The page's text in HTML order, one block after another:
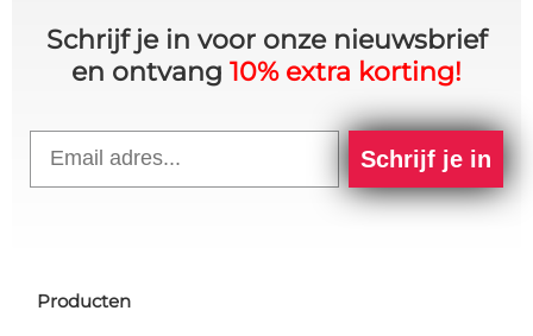
Schrijf je in voor onze nieuwsbrief
en ontvang 10% extra korting!
Schrijf je in
Producten